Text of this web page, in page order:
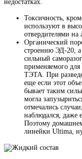
недостатках.
Токсичность,
используют в
отвердителями
Органический
строению ЭД-20, а
сильный
применяемого
ТЭТА. При
еще если этот
бывает таким
могла
отмечались
наблюдался, даже
Поэтому
линейки Ultima,